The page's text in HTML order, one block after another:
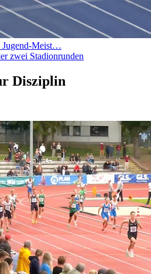
Jugend-Meist…
zwei Stadionrunden
Disziplin